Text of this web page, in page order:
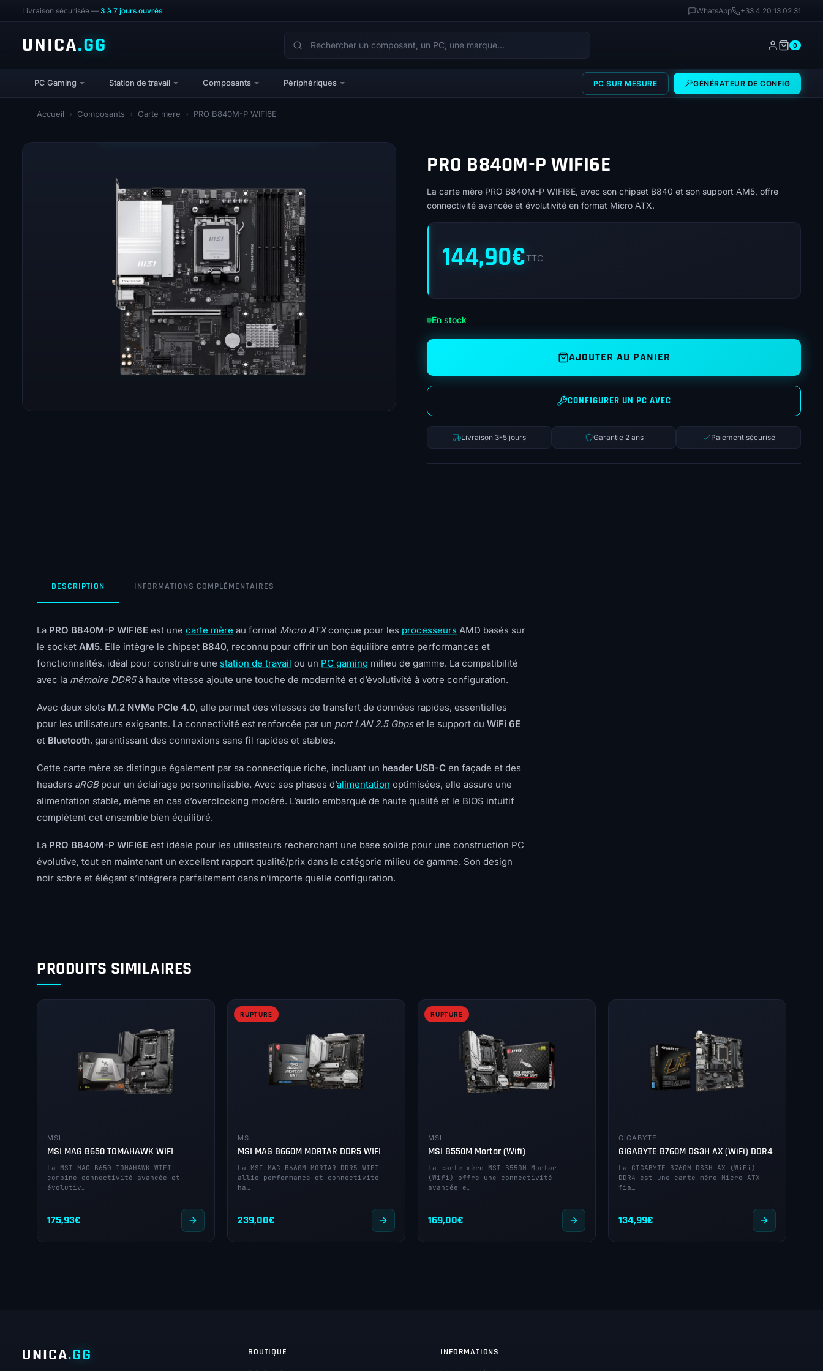
Livraison sécurisée — 3 à 7 jours ouvrés WhatsApp +33 4 20 13 02 31
UNICA.GG 0
PC Gaming Station de travail Composants Périphériques PC SUR MESURE GÉNÉRATEUR DE CONFIG
Accueil › Composants › Carte mere › PRO B840M-P WIFI6E
PRO B840M-P WIFI6E
La carte mère PRO B840M-P WIFI6E, avec son chipset B840 et son support AM5, offre
connectivité avancée et évolutivité en format Micro ATX.
144,90€TTC
En stock
AJOUTER AU PANIER
CONFIGURER UN PC AVEC
Livraison 3-5 jours Garantie 2 ans Paiement sécurisé
DESCRIPTION INFORMATIONS COMPLÉMENTAIRES
La PRO B840M-P WIFI6E est une carte mère au format Micro ATXconçue pour les processeurs AMD basés sur
le socket AM5. Elle intègre le chipset B840, reconnu pour offrir un bon équilibre entre performances et
fonctionnalités, idéal pour construire une station de travail ou un PC gaming milieu de gamme. La compatibilité
avec la mémoire DDR5à haute vitesse ajoute une touche de modernité et d’évolutivité à votre configuration.
Avec deux slots M.2 NVMe PCIe 4.0, elle permet des vitesses de transfert de données rapides, essentielles
pour les utilisateurs exigeants. La connectivité est renforcée par un port LAN 2.5 Gbpset le support du WiFi 6E
et Bluetooth, garantissant des connexions sans fil rapides et stables.
Cette carte mère se distingue également par sa connectique riche, incluant un header USB-C en façade et des
headers aRGBpour un éclairage personnalisable. Avec ses phases d’alimentation optimisées, elle assure une
alimentation stable, même en cas d’overclocking modéré. L’audio embarqué de haute qualité et le BIOS intuitif
complètent cet ensemble bien équilibré.
La PRO B840M-P WIFI6E est idéale pour les utilisateurs recherchant une base solide pour une construction PC
évolutive, tout en maintenant un excellent rapport qualité/prix dans la catégorie milieu de gamme. Son design
noir sobre et élégant s’intégrera parfaitement dans n’importe quelle configuration.
PRODUITS SIMILAIRES
MSI
MSI MAG B650 TOMAHAWK WIFI
La MSI MAG B650 TOMAHAWK WIFI
combine connectivité avancée et
évolutiv…
175,93€
RUPTURE
MSI
MSI MAG B660M MORTAR DDR5 WIFI
La MSI MAG B660M MORTAR DDR5 WIFI
allie performance et connectivité
ha…
239,00€
RUPTURE
MSI
MSI B550M Mortar (Wifi)
La carte mère MSI B550M Mortar
(Wifi) offre une connectivité
avancée e…
169,00€
GIGABYTE
GIGABYTE B760M DS3H AX (WiFi) DDR4
La GIGABYTE B760M DS3H AX (WiFi)
DDR4 est une carte mère Micro ATX
fia…
134,99€
UNICA.GG BOUTIQUE INFORMATIONS